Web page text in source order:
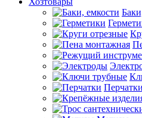
Перчатки